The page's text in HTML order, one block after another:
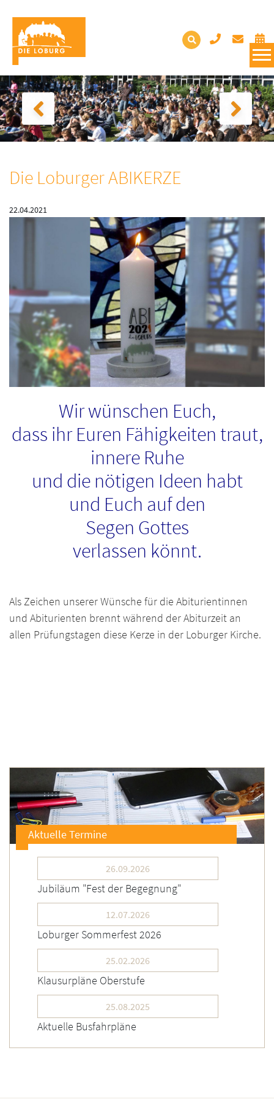
Die Loburger ABIKERZE
22.04.2021
Wir wünschen Euch,
dass ihr Euren Fähigkeiten traut,
innere Ruhe
und die nötigen Ideen habt
und Euch auf den
Segen Gottes
verlassen könnt.
Als Zeichen unserer Wünsche für die Abiturientinnen
und Abiturienten brennt während der Abiturzeit an
allen Prüfungstagen diese Kerze in der Loburger Kirche.
Aktuelle Termine
26.09.2026
Jubiläum "Fest der Begegnung"
12.07.2026
Loburger Sommerfest 2026
25.02.2026
Klausurpläne Oberstufe
25.08.2025
Aktuelle Busfahrpläne